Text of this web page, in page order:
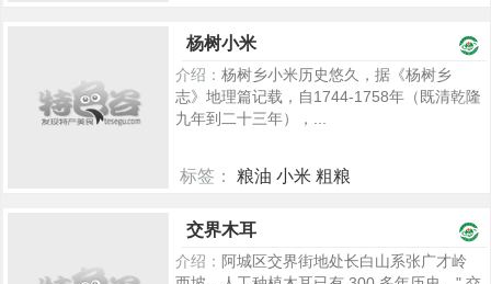
杨树小米
介绍： 杨树乡小米历史悠久，据《杨树乡
志》地理篇记载，自1744-1758年（既清乾隆
九年到二十三年），...
标签： 粮油 小米 粗粮
交界木耳
介绍： 阿城区交界街地处长白山系张广才岭